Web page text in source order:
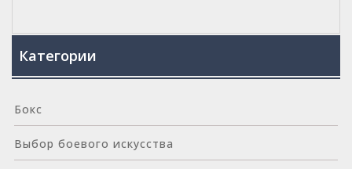
Категории
Бокс
Выбор боевого искусства